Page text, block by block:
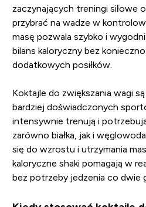
zaczynających treningi siłowe
przybrać na wadze w
masę pozwala szybko i
bilans kaloryczny bez
dodatkowych posiłków.
Koktajle do zwiększania wagi
bardziej doświadczonych
intensywnie trenują i
zarówno białka, jak i
się do wzrostu i utrzymania
kaloryczne shaki pomagają w
bez potrzeby jedzenia co dwie